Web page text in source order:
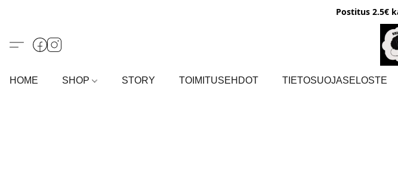
Postitus 2.5€
HOME SHOP STORY TOIMITUSEHDOT TIETOSUOJASELOSTE